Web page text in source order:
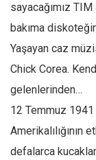
sayacağımız
bakıma
Yaşayan caz
Chick Corea.
gelenlerinden…
12 Temmuz
Amerikalılığının
defalarca